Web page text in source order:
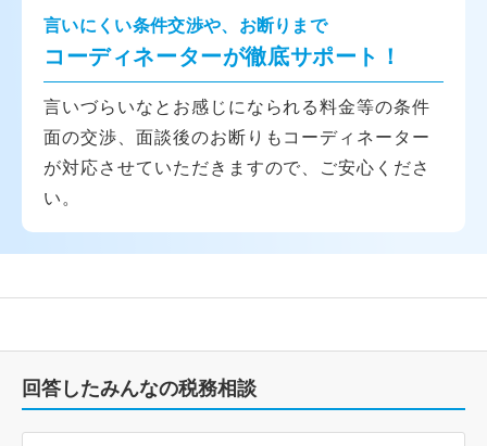
言いにくい条件交渉や、お断りまで
コーディネーターが徹底サポート！
言いづらいなとお感じになられる料金等の条件
面の交渉、面談後のお断りもコーディネーター
が対応させていただきますので、ご安心くださ
い。
回答したみんなの税務相談